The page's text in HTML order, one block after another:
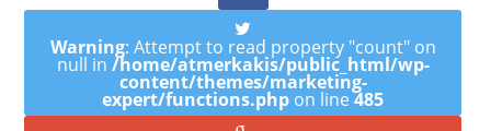
Warning: Attempt to read property "count" on
null in /home/atmerkakis/public_html/wp-
content/themes/marketing-
expert/functions.php on line485